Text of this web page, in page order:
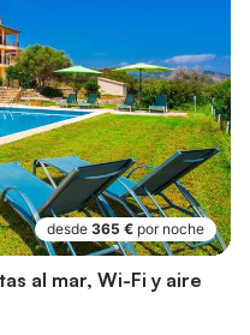
desde 365 € por noche
al mar, Wi-Fi y aire